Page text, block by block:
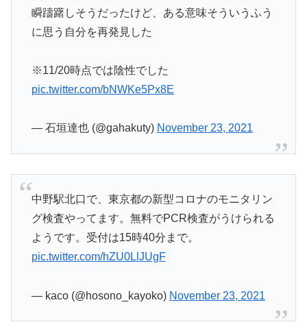
瞬躊躇しそうだったけど、ある意味そういうふう
に思う自分を再発見した
※11/20時点では陰性でした
pic.twitter.com/bNWKe5Px8E
— 石垣達也 (@gahakuty) November 23, 2021
中野駅北口で、東京都の新型コロナのモニタリン
グ検査やってます。無料でPCR検査がうけられる
ようです。受付は15時40分まで。
pic.twitter.com/hZU0LlJUgF
— kaco (@hosono_kayoko) November 23, 2021